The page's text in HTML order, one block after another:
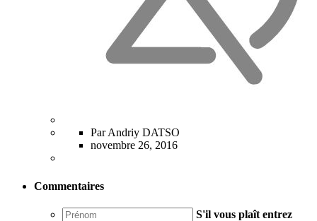
Par Andriy DATSO
novembre 26, 2016
Commentaires
S'il vous plaît entrez